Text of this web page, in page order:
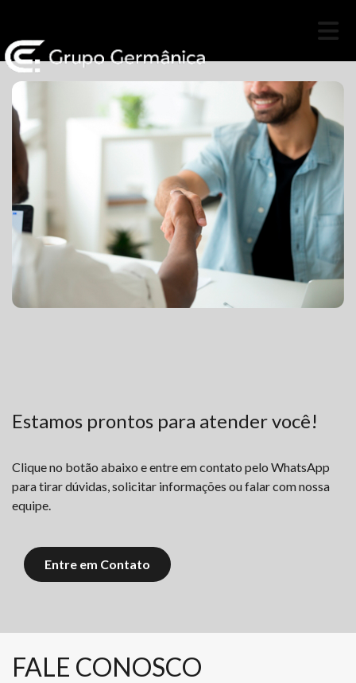
Estamos prontos para atender você!
Clique no botão abaixo e entre em contato pelo WhatsApp
para tirar dúvidas, solicitar informações ou falar com nossa
equipe.
Entre em Contato
FALE CONOSCO